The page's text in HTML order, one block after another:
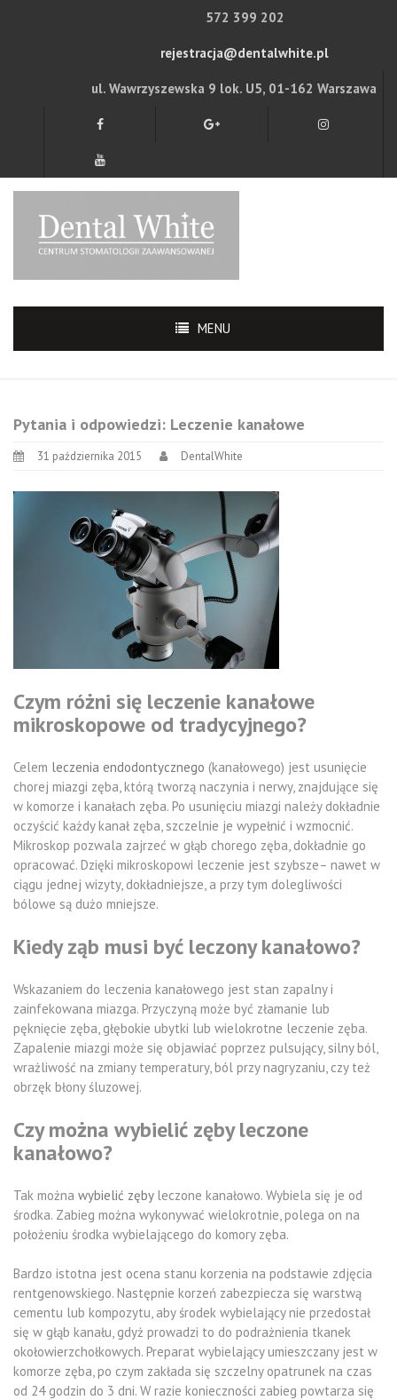
572 399 202
rejestracja@dentalwhite.pl
ul. Wawrzyszewska 9 lok. U5, 01-162 Warszawa
MENU
Pytania i odpowiedzi: Leczenie kanałowe
31 października 2015 DentalWhite
Czym różni się leczenie kanałowe
mikroskopowe od tradycyjnego?
Celem leczenia endodontycznego (kanałowego) jest usunięcie
chorej miazgi zęba, którą tworzą naczynia i nerwy, znajdujące się
w komorze i kanałach zęba. Po usunięciu miazgi należy dokładnie
oczyścić każdy kanał zęba, szczelnie je wypełnić i wzmocnić.
Mikroskop pozwala zajrzeć w głąb chorego zęba, dokładnie go
opracować. Dzięki mikroskopowi leczenie jest szybsze– nawet w
ciągu jednej wizyty, dokładniejsze, a przy tym dolegliwości
bólowe są dużo mniejsze.
Kiedy ząb musi być leczony kanałowo?
Wskazaniem do leczenia kanałowego jest stan zapalny i
zainfekowana miazga. Przyczyną może być złamanie lub
pęknięcie zęba, głębokie ubytki lub wielokrotne leczenie zęba.
Zapalenie miazgi może się objawiać poprzez pulsujący, silny ból,
wrażliwość na zmiany temperatury, ból przy nagryzaniu, czy też
obrzęk błony śluzowej.
Czy można wybielić zęby leczone
kanałowo?
Tak można wybielić zębyleczone kanałowo. Wybiela się je od
środka. Zabieg można wykonywać wielokrotnie, polega on na
położeniu środka wybielającego do komory zęba.
Bardzo istotna jest ocena stanu korzenia na podstawie zdjęcia
rentgenowskiego. Następnie korzeń zabezpiecza się warstwą
cementu lub kompozytu, aby środek wybielający nie przedostał
się w głąb kanału, gdyż prowadzi to do podrażnienia tkanek
okołowierzchołkowych. Preparat wybielający umieszczany jest w
komorze zęba, po czym zakłada się szczelny opatrunek na czas
od 24 godzin do 3 dni. W razie konieczności zabieg powtarza się